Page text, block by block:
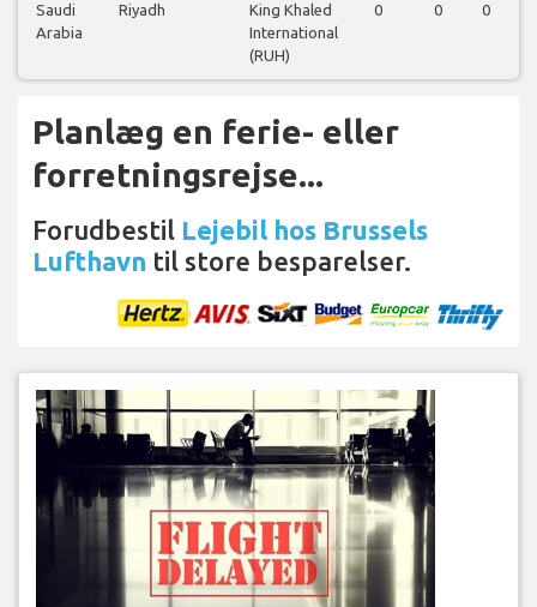
Saudi
Arabia
Riyadh
King Khaled
International
(RUH)
0 0 0
Planlæg en ferie- eller
forretningsrejse...
Forudbestil Lejebil hos Brussels
Lufthavn til store besparelser.